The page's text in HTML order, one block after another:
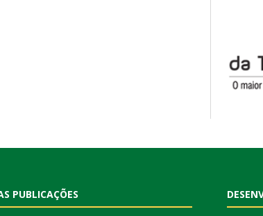
PUBLICAÇÕES